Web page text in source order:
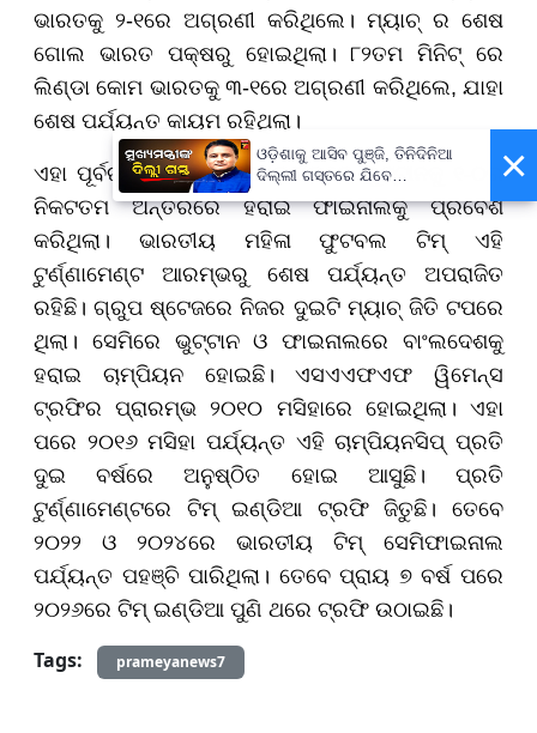
ଭାରତକୁ ୨-୧ରେ ଅଗ୍ରଣୀ କରିଥିଲେ। ମ୍ୟାଚ୍ ର ଶେଷ
ଗୋଲ ଭାରତ ପକ୍ଷରୁ ହୋଇଥିଲା। ୮୨ତମ ମିନିଟ୍ ରେ
ଲିଣ୍ଡା କୋମ ଭାରତକୁ ୩-୧ରେ ଅଗ୍ରଣୀ କରିଥିଲେ, ଯାହା
ଶେଷ ପର୍ଯ୍ୟନ୍ତ କାୟମ ରହିଥିଲା।
ଏହା ପୂର୍ବରୁ ଭାରତ ସେମି ଫାଇନାଲରେ ଭୁଟ୍ଟାନକୁ ୧-୦ର
ନିକଟତମ ଅନ୍ତରରେ ହରାଇ ଫାଇନାଲକୁ ପ୍ରବେଶ
କରିଥିଲା। ଭାରତୀୟ ମହିଳା ଫୁଟବଲ ଟିମ୍ ଏହି
ଟୁର୍ଣ୍ଣାମେଣ୍ଟ ଆରମ୍ଭରୁ ଶେଷ ପର୍ଯ୍ୟନ୍ତ ଅପରାଜିତ
ରହିଛି। ଗ୍ରୁପ ଷ୍ଟେଜରେ ନିଜର ଦୁଇଟି ମ୍ୟାଚ୍ ଜିତି ଟପରେ
ଥିଲା। ସେମିରେ ଭୁଟ୍ଟାନ ଓ ଫାଇନାଲରେ ବାଂଲଦେଶକୁ
ହରାଇ ଚାମ୍ପିୟନ ହୋଇଛି। ଏସଏଏଫଏଫ ୱିମେନ୍ସ
ଟ୍ରଫିର ପ୍ରାରମ୍ଭ ୨୦୧୦ ମସିହାରେ ହୋଇଥିଲା। ଏହା
ପରେ ୨୦୧୬ ମସିହା ପର୍ଯ୍ୟନ୍ତ ଏହି ଚାମ୍ପିୟନସିପ୍ ପ୍ରତି
ଦୁଇ ବର୍ଷରେ ଅନୁଷ୍ଠିତ ହୋଇ ଆସୁଛି। ପ୍ରତି
ଟୁର୍ଣ୍ଣାମେଣ୍ଟରେ ଟିମ୍ ଇଣ୍ଡିଆ ଟ୍ରଫି ଜିତୁଛି। ତେବେ
୨୦୨୨ ଓ ୨୦୨୪ରେ ଭାରତୀୟ ଟିମ୍ ସେମିଫାଇନାଲ
ପର୍ଯ୍ୟନ୍ତ ପହଞ୍ଚି ପାରିଥିଲା। ତେବେ ପ୍ରାୟ ୭ ବର୍ଷ ପରେ
୨୦୨୬ରେ ଟିମ୍ ଇଣ୍ଡିଆ ପୁଣି ଥରେ ଟ୍ରଫି ଉଠାଇଛି।
Tags: prameyanews7
×
ଓଡ଼ିଶାକୁ ଆସିବ ପୁଞ୍ଜି, ତିନିଦିନିଆ
ଦିଲ୍ଲୀ ଗସ୍ତରେ ଯିବେ
ମୁଖ୍ୟମନ୍ତ୍ରୀ ମୋହନ ମାଝୀ